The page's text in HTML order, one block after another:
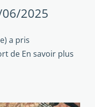
2025
a pris
de En savoir plus